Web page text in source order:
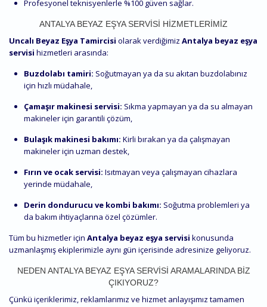
Profesyonel teknisyenlerle %100 güven sağlar.
ANTALYA BEYAZ EŞYA SERVISI HIZMETLERIMIZ
Uncalı Beyaz Eşya Tamircisi olarak verdiğimiz Antalya beyaz eşya
servisi hizmetleri arasında:
Buzdolabı tamiri: Soğutmayan ya da su akıtan buzdolabınız
için hızlı müdahale,
Çamaşır makinesi servisi: Sıkma yapmayan ya da su almayan
makineler için garantili çözüm,
Bulaşık makinesi bakımı: Kirli bırakan ya da çalışmayan
makineler için uzman destek,
Fırın ve ocak servisi: Isıtmayan veya çalışmayan cihazlara
yerinde müdahale,
Derin dondurucu ve kombi bakımı: Soğutma problemleri ya
da bakım ihtiyaçlarına özel çözümler.
Tüm bu hizmetler için Antalya beyaz eşya servisi konusunda
uzmanlaşmış ekiplerimizle aynı gün içerisinde adresinize geliyoruz.
NEDEN ANTALYA BEYAZ EŞYA SERVISI ARAMALARINDA BIZ
ÇIKIYORUZ?
Çünkü içeriklerimiz, reklamlarımız ve hizmet anlayışımız tamamen